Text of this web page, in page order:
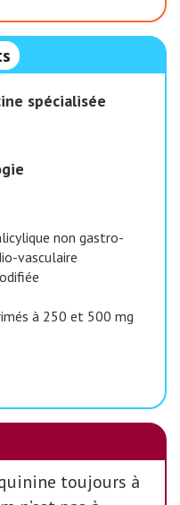
spécialisée
non gastro-
vasculaire
à 250 et 500 mg
toujours à